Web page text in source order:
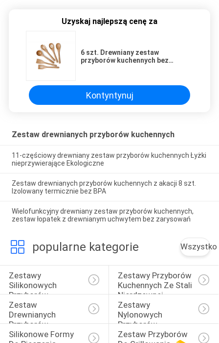
Uzyskaj najlepszą cenę za
6 szt. Drewniany zestaw
przyborów kuchennych bez
Kontyntynuj
Zestaw drewnianych przyborów kuchennych
11-częściowy drewniany zestaw przyborów kuchennych Łyżki
nieprzywierające Ekologiczne
Zestaw drewnianych przyborów kuchennych z akacji 8 szt.
Izolowany termicznie bez BPA
Wielofunkcyjny drewniany zestaw przyborów kuchennych,
zestaw łopatek z drewnianym uchwytem bez zarysowań
popularne kategorie Wszystko
Zestawy
Silikonowych
Przyborów
Kuchennych
Zestawy Przyborów
Kuchennych Ze Stali
Nierdzewnej
Zestaw
Drewnianych
Przyborów
Kuchennych
Zestawy
Nylonowych
Przyborów
Kuchennych
Silikonowe Formy
Zestaw Przyborów